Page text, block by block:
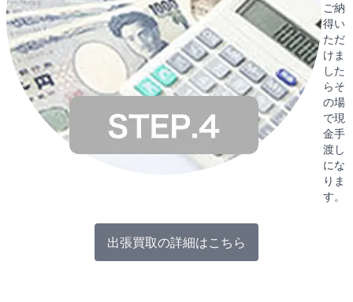
ご納
得い
ただ
けま
した
らそ
の場
で現
金手
渡し
にな
りま
す。
出張買取の詳細はこちら